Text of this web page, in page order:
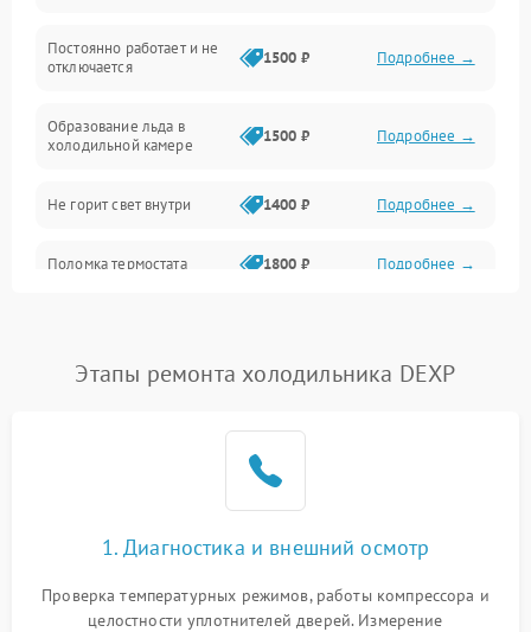
Постоянно работает и не
отключается
1500 ₽ Подробнее →
Образование льда в
холодильной камере
1500 ₽ Подробнее →
Не горит свет внутри 1400 ₽ Подробнее →
Поломка термостата 1800 ₽ Подробнее →
Поломка системы No Frost 2600 ₽ Подробнее →
работе
2000 ₽ Подробнее →
Этапы ремонта холодильника DEXP
1. Диагностика и внешний осмотр
Проверка температурных режимов, работы компрессора и
целостности уплотнителей дверей. Измерение